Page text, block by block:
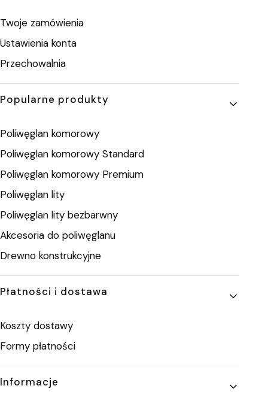
Twoje zamówienia
Ustawienia konta
Przechowalnia
Popularne produkty
Poliwęglan komorowy
Poliwęglan komorowy Standard
Poliwęglan komorowy Premium
Poliwęglan lity
Poliwęglan lity bezbarwny
Akcesoria do poliwęglanu
Drewno konstrukcyjne
Płatności i dostawa
Koszty dostawy
Formy płatności
Informacje